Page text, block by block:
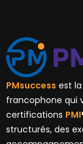
PMsuccess est
francophone qui
certifications PMI
structurés, des